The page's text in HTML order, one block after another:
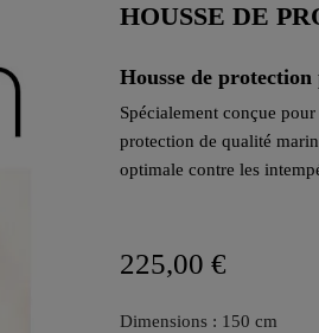
HOUSSE DE
Housse de
Spécialement conçue
protection de qualité
optimale contre les
225,00 €
Dimensions : 150 cm